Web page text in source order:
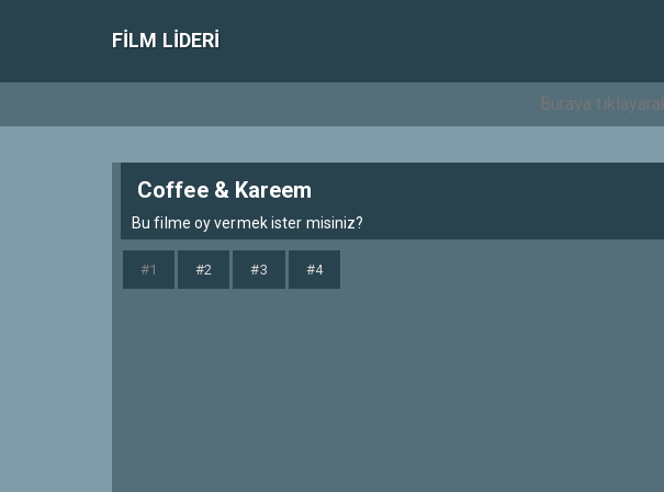
FILM LIDERI
Coffee & Kareem
Bu filme oy vermek ister misiniz?
#1 #2 #3 #4